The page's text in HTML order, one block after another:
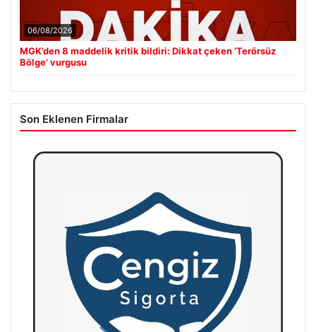
06/08/2026
MGK’den 8 maddelik kritik bildiri: Dikkat çeken ‘Terörsüz
Bölge’ vurgusu
Son Eklenen Firmalar